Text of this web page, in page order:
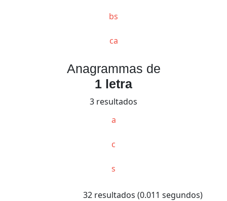
bs
ca
Anagrammas de
1 letra
3 resultados
a
c
s
32 resultados (0.011 segundos)